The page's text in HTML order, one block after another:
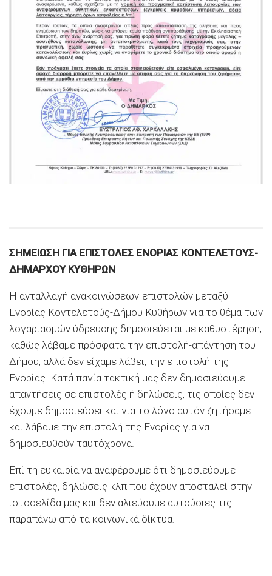
ΣΗΜΕΙΩΣΗ ΓΙΑ ΕΠΙΣΤΟΛΕΣ ΕΝΟΡΙΑΣ ΚΟΝΤΕΛΕΤΟΥΣ-
ΔΗΜΑΡΧΟΥ ΚΥΘΗΡΩΝ
Η ανταλλαγή ανακοινώσεων-επιστολών μεταξύ
Ενορίας Κοντελετούς-Δήμου Κυθήρων για το θέμα των
λογαριασμών ύδρευσης δημοσιεύεται με καθυστέρηση,
καθώς λάβαμε πρόσφατα την επιστολή-απάντηση του
Δήμου, αλλά δεν είχαμε λάβει, την επιστολή της
Ενορίας. Κατά παγία τακτική μας δεν δημοσιεύουμε
απαντήσεις σε επιστολές ή δηλώσεις, τις οποίες δεν
έχουμε δημοσιεύσει και για το λόγο αυτόν ζητήσαμε
και λάβαμε την επιστολή της Ενορίας για να
δημοσιευθούν ταυτόχρονα.
Επί τη ευκαιρία να αναφέρουμε ότι δημοσιεύουμε
επιστολές, δηλώσεις κλπ που έχουν αποσταλεί στην
ιστοσελίδα μας και δεν αλιεύουμε αυτούσιες τις
παραπάνω από τα κοινωνικά δίκτυα.